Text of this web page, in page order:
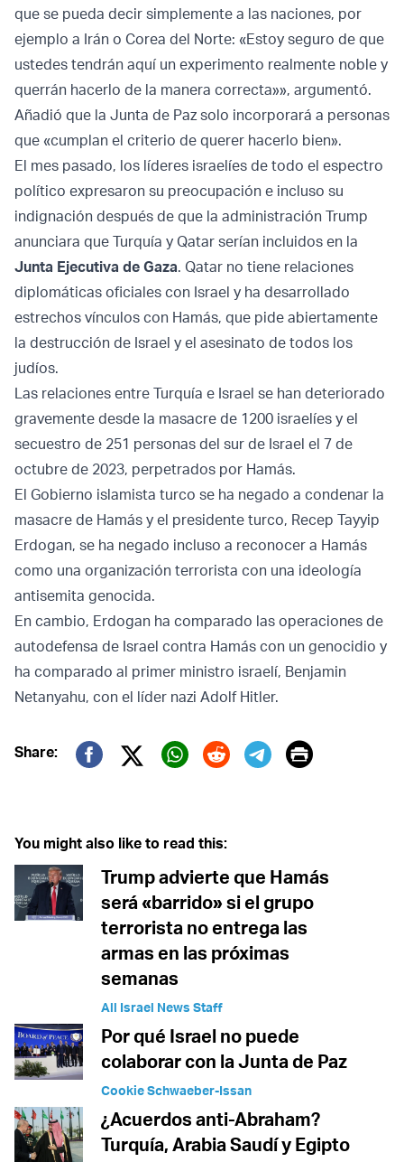
que se pueda decir simplemente a las naciones, por
ejemplo a Irán o Corea del Norte: «Estoy seguro de que
ustedes tendrán aquí un experimento realmente noble y
querrán hacerlo de la manera correcta»», argumentó.
Añadió que la Junta de Paz solo incorporará a personas
que «cumplan el criterio de querer hacerlo bien».
El mes pasado, los líderes israelíes de todo el espectro
político expresaron su preocupación e incluso su
indignación después de que la administración Trump
anunciara que Turquía y Qatar serían incluidos en la
Junta Ejecutiva de Gaza. Qatar no tiene relaciones
diplomáticas oficiales con Israel y ha desarrollado
estrechos vínculos con Hamás, que pide abiertamente
la destrucción de Israel y el asesinato de todos los
judíos.
Las relaciones entre Turquía e Israel se han deteriorado
gravemente desde la masacre de 1200 israelíes y el
secuestro de 251 personas del sur de Israel el 7 de
octubre de 2023, perpetrados por Hamás.
El Gobierno islamista turco se ha negado a condenar la
masacre de Hamás y el presidente turco, Recep Tayyip
Erdogan, se ha negado incluso a reconocer a Hamás
como una organización terrorista con una ideología
antisemita genocida.
En cambio, Erdogan ha comparado las operaciones de
autodefensa de Israel contra Hamás con un genocidio y
ha comparado al primer ministro israelí, Benjamin
Netanyahu, con el líder nazi Adolf Hitler.
Share:
Twitter (X)
Print
You might also like to read this:
Trump advierte que Hamás
será «barrido» si el grupo
terrorista no entrega las
armas en las próximas
semanas
All Israel News Staff
Por qué Israel no puede
colaborar con la Junta de Paz
Cookie Schwaeber-Issan
¿Acuerdos anti-Abraham?
Turquía, Arabia Saudí y Egipto